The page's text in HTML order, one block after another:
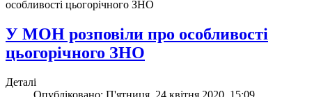
особливості цьогорічного ЗНО
У МОН розповіли про особливості
цьогорічного ЗНО
Деталі